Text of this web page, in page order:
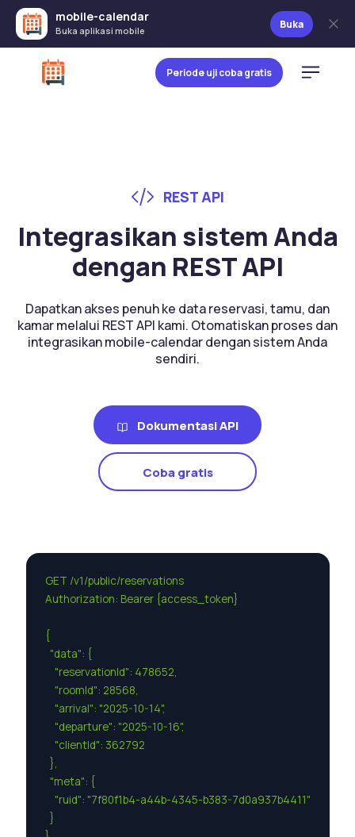
mobile-calendar
Buka aplikasi mobile Buka
Periode uji coba gratis
REST API
Integrasikan sistem Anda
dengan REST API
Dapatkan akses penuh ke data reservasi, tamu, dan
kamar melalui REST API kami. Otomatiskan proses dan
integrasikan mobile-calendar dengan sistem Anda
sendiri.
Dokumentasi API
Coba gratis
GET /v1/public/reservations
Authorization: Bearer {access_token}
{
  "data": {
    "reservationId": 478652,
    "roomId": 28568,
    "arrival": "2025-10-14",
    "departure": "2025-10-16",
    "clientId": 362792
  },
  "meta": {
    "ruid": "7f80f1b4-a44b-4345-b383-7d0a937b4411"
  }